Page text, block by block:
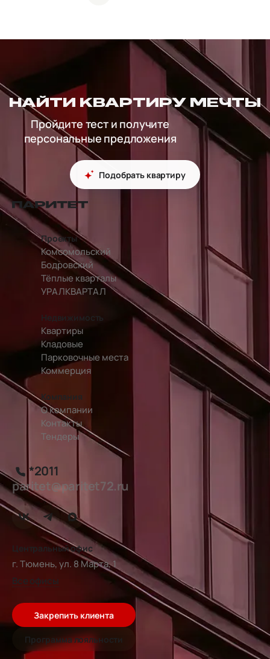
НАЙТИ КВАРТИРУ МЕЧТЫ
Пройдите тест и получите
персональные предложения
Подобрать квартиру
перейти на главную страницу
Проекты
Комсомольский
Бодровский
Тёплые кварталы
УРАЛКВАРТАЛ
Недвижимость
Квартиры
Кладовые
Парковочные места
Коммерция
Компания
О компании
Контакты
Тендеры
*2011
paritet@paritet72.ru
Центральный офис
г. Тюмень, ул. 8 Марта, 1
Все офисы
Закрепить клиента
Программа лояльности